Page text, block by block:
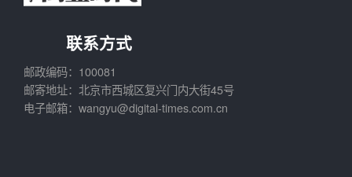
联系方式
邮政编码：100081
邮寄地址：北京市西城区复兴门内大街45号
电子邮箱：wangyu@digital-times.com.cn